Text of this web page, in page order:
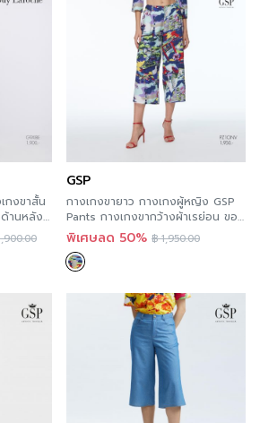
กงขาสั้น
านหลัง
GSP
กางเกงขายาว กางเ กงผู้หญิง GSP
Pants กางเกงขากว้างผ้าเรย่อน ขอบ
เอวยางยืด ลายพิมพ์ Kyoto Night
PZ1ONV
พิเศษลด 50% ฿1,950.00